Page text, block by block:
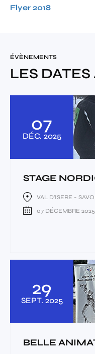
Flyer 2018
ÉVÈNEMENTS
LES
07
DÉC. 2025
STAGE
VAL D'ISERE -
07 DÉCEMBRE 2025
29
SEPT. 2025
BELLE